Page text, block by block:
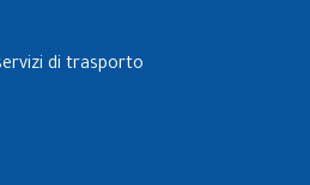
di trasporto